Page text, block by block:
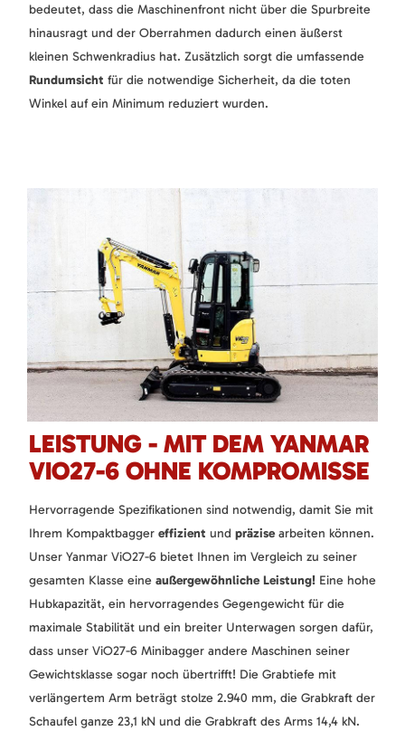
bedeutet, dass die Maschinenfront nicht über die Spurbreite
hinausragt und der Oberrahmen dadurch einen äußerst
kleinen Schwenkradius hat. Zusätzlich sorgt die umfassende
Rundumsicht für die notwendige Sicherheit, da die toten
Winkel auf ein Minimum reduziert wurden.
LEISTUNG - MIT DEM YANMAR
VIO27-6 OHNE KOMPROMISSE
Hervorragende Spezifikationen sind notwendig, damit Sie mit
Ihrem Kompaktbagger effizient und präzisearbeiten können.
Unser Yanmar ViO27-6 bietet Ihnen im Vergleich zu seiner
gesamten Klasse eine außergewöhnliche Leistung! Eine hohe
Hubkapazität, ein hervorragendes Gegengewicht für die
maximale Stabilität und ein breiter Unterwagen sorgen dafür,
dass unser ViO27-6 Minibagger andere Maschinen seiner
Gewichtsklasse sogar noch übertrifft! Die Grabtiefe mit
verlängertem Arm beträgt stolze 2.940 mm, die Grabkraft der
Schaufel ganze 23,1 kN und die Grabkraft des Arms 14,4 kN.